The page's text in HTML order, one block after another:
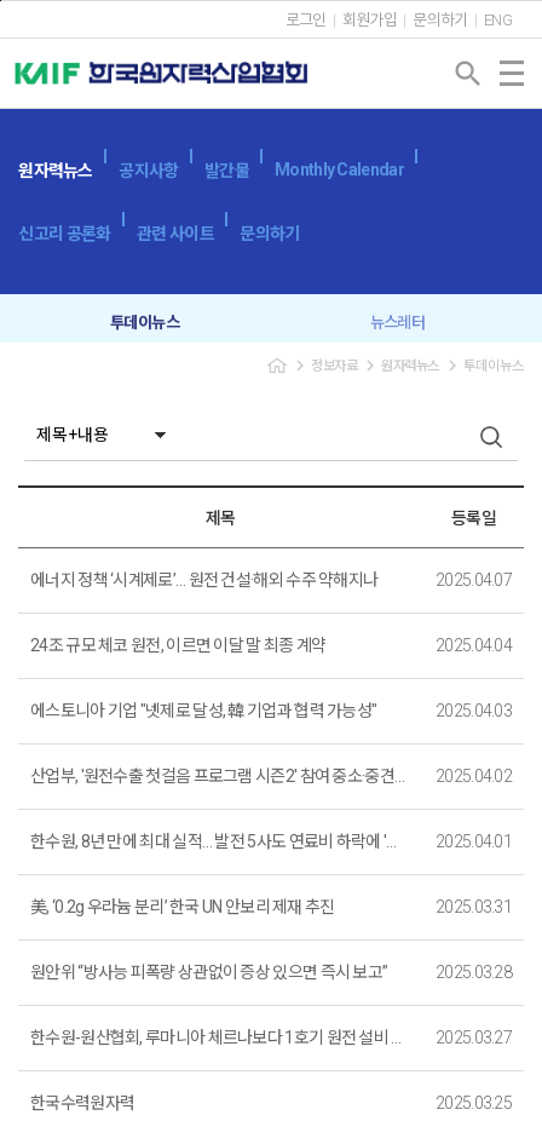
로그인 회원가입 문의하기 ENG
search
원자력뉴스 공지사항 발간물 Monthly Calendar
신고리 공론화 관련 사이트 문의하기
투데이뉴스 뉴스레터
navigate_next 정보자료 navigate_next원자력뉴스 navigate_next 투데이뉴스
제목 등록일
에너지 정책 ‘시계제로’… 원전 건설·해외 수주 약해지나 2025.04.07
24조 규모 체코 원전, 이르면 이달 말 최종 계약 2025.04.04
에스토니아 기업 "넷제로 달성, 韓 기업과 협력 가능성" 2025.04.03
산업부, '원전수출 첫걸음 프로그램 시즌2' 참여 중소·중견기업 모집 2025.04.02
한수원, 8년 만에 최대 실적… 발전 5사도 연료비 하락에 '호실적' 2025.04.01
美, ‘0.2g 우라늄 분리’ 한국 UN 안보리 제재 추진 2025.03.31
원안위 “방사능 피폭량 상관없이 증상 있으면 즉시 보고” 2025.03.28
한수원-원산협회, 루마니아 체르나보다 1호기 원전 설비 수출 일감 설명 2025.03.27
한국수력원자력 2025.03.25